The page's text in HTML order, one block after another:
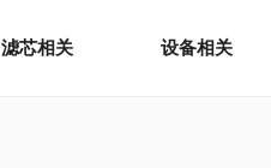
滤芯相关 设备相关